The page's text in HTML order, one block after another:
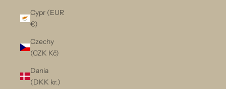
Cypr (EUR
€)
Czechy
(CZK Kč)
Dania
(DKK kr.)